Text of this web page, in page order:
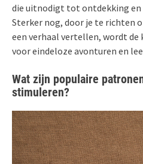
die uitnodigt tot ontdekking en
Sterker nog, door je te richten
een verhaal vertellen, wordt de
voor eindeloze avonturen en
Wat zijn populaire
stimuleren?